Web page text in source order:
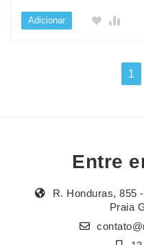
Adicionar
1
Entre
R. Honduras, 855
Praia